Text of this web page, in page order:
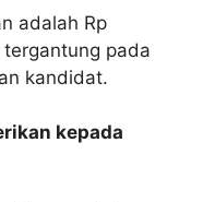
adalah Rp
pada
kandidat.
kepada